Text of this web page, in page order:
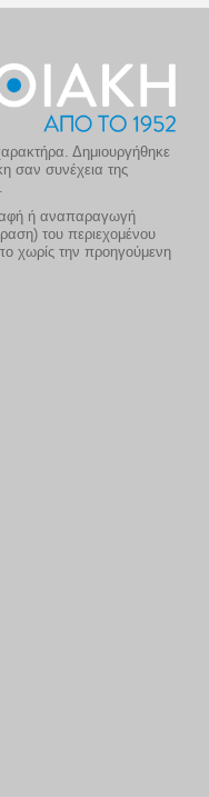
Δημιουργήθηκε
σαν συνέχεια της
ή αναπαραγωγή
του περιεχομένου
χωρίς την προηγούμενη